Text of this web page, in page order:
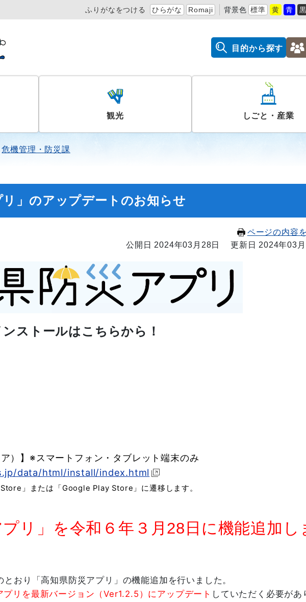
ふりがなをつける ひらがな Romaji 背景色 標準 黄 青
目的から探す
観光 しごと・産業
危機管理・防災課
リ」のアップデートのお知らせ
ページの内容
公開日 2024年03月28日
更新日 2024年03
ストールはこちらから！
）】※スマートフォン・タブレット端末のみ
data/html/install/index.html
」または「Google Play Store」に遷移します。
プリ」を令和６年３月28日に機能追加し
おり「高知県防災アプリ」の機能追加を行いました。
プリを最新バージョン（Ver1.2.5 ）にアップデート していただく必要があ